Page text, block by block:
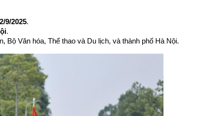
9/2025.
.
Bộ Văn hóa, Thể thao và Du lịch, và thành phố Hà Nội.